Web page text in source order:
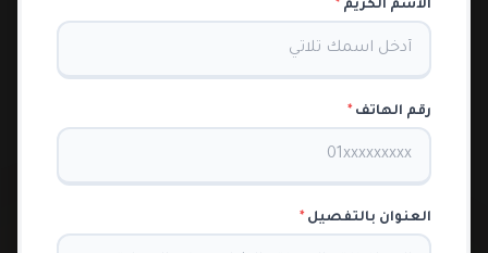
الاسم الكريم *
رقم الهاتف *
العنوان بالتفصيل *